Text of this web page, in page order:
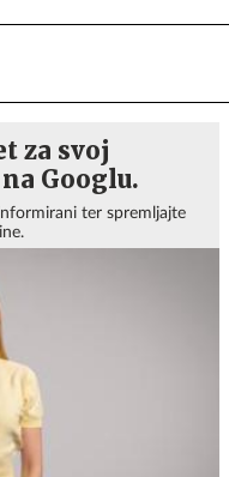
za svoj
Googlu.
ter spremljajte